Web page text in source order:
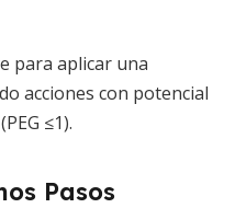
para aplicar una
acciones con potencial
≤1).
Pasos